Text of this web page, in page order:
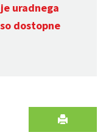
uradnega
dostopne